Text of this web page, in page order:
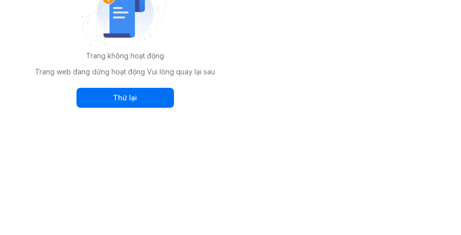
Trang không hoạt động
Trang web đang dừng hoạt động Vui lòng quay lại sau
Thử lại